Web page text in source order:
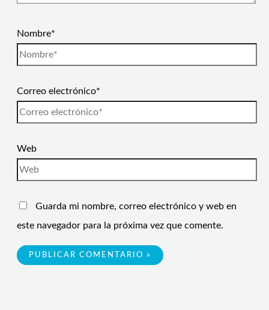
Nombre*
Correo electrónico*
Web
Guarda mi nombre, correo electrónico y web en
este navegador para la próxima vez que comente.